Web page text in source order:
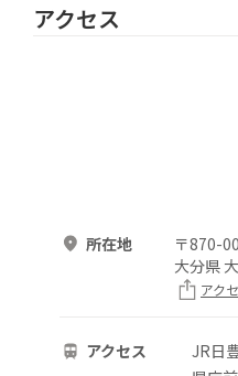
アクセス
所在地 〒870-
大分県
アク
アクセス
JR日